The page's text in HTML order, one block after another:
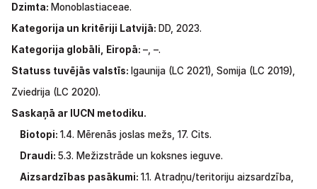
Dzimta: Monoblastiaceae.
Kategorija un kritēriji Latvijā: DD, 2023.
Kategorija globāli, Eiropā: –, –.
Statuss tuvējās valstīs: Igaunija (LC 2021), Somija (LC 2019),
Zviedrija (LC 2020).
Saskaņā ar IUCN metodiku.
Biotopi: 1.4. Mērenās joslas mežs, 17. Cits.
Draudi: 5.3. Mežizstrāde un koksnes ieguve.
Aizsardzības pasākumi: 1.1. Atradņu/teritoriju aizsardzība,